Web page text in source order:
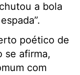
a bola
poético de
se afirma,
com